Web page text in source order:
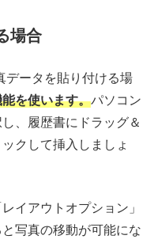
場合
データを貼り付ける場
を使います。パソコン
、履歴書にドラッグ＆
クして挿入しましょ
イアウトオプション」
写真の移動が可能にな